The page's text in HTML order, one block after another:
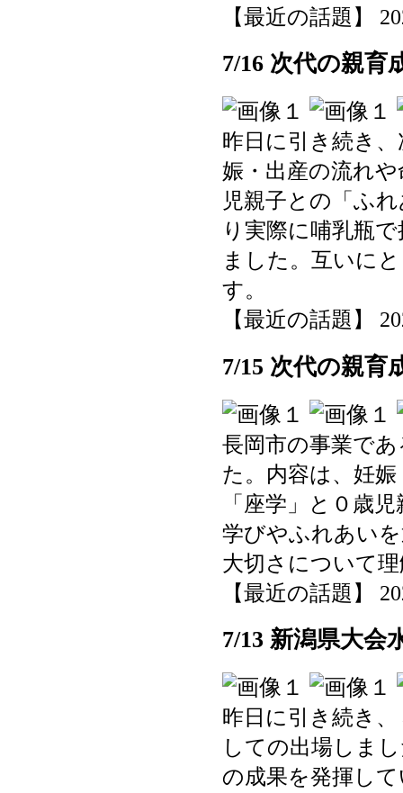
【最近の話題】
7/16 次代の親
昨日に引き続き
娠・出産の流れ
児親子との「ふ
り実際に哺乳瓶
ました。互いに
す。
【最近の話題】
7/15 次代の親
長岡市の事業で
た。内容は、妊
「座学」と０歳
学びやふれあい
大切さについて
【最近の話題】
7/13 新潟県大
昨日に引き続き
しての出場しま
の成果を発揮し